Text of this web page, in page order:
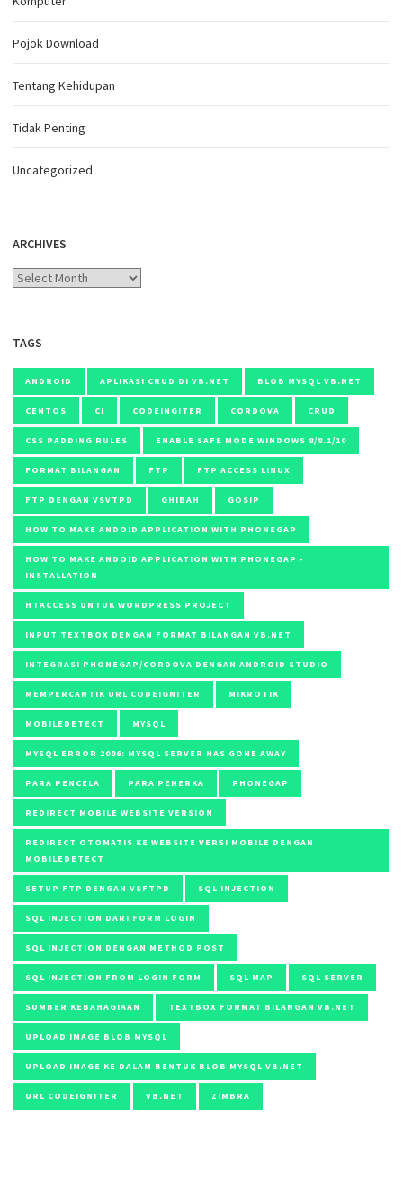
Pojok Download
Tentang Kehidupan
Tidak Penting
Uncategorized
ARCHIVES
Archives
TAGS
ANDROID APLIKASI CRUD DI VB.NET BLOB MYSQL VB.NET
CENTOS CI CODEINGITER CORDOVA CRUD
CSS PADDING RULES ENABLE SAFE MODE WINDOWS 8/8.1/10
FORMAT BILANGAN FTP FTP ACCESS LINUX
FTP DENGAN VSVTPD GHIBAH GOSIP
HOW TO MAKE ANDOID APPLICATION WITH PHONEGAP
HOW TO MAKE ANDOID APPLICATION WITH PHONEGAP -
INSTALLATION
HTACCESS UNTUK WORDPRESS PROJECT
INPUT TEXTBOX DENGAN FORMAT BILANGAN VB.NET
INTEGRASI PHONEGAP/CORDOVA DENGAN ANDROID STUDIO
MEMPERCANTIK URL CODEIGNITER MIKROTIK
MOBILEDETECT MYSQL
MYSQL ERROR 2006: MYSQL SERVER HAS GONE AWAY
PARA PENCELA PARA PENERKA PHONEGAP
REDIRECT MOBILE WEBSITE VERSION
REDIRECT OTOMATIS KE WEBSITE VERSI MOBILE DENGAN
MOBILEDETECT
SETUP FTP DENGAN VSFTPD SQL INJECTION
SQL INJECTION DARI FORM LOGIN
SQL INJECTION DENGAN METHOD POST
SQL INJECTION FROM LOGIN FORM SQL MAP SQL SERVER
SUMBER KEBAHAGIAAN TEXTBOX FORMAT BILANGAN VB.NET
UPLOAD IMAGE BLOB MYSQL
UPLOAD IMAGE KE DALAM BENTUK BLOB MYSQL VB.NET
URL CODEIGNITER VB.NET ZIMBRA